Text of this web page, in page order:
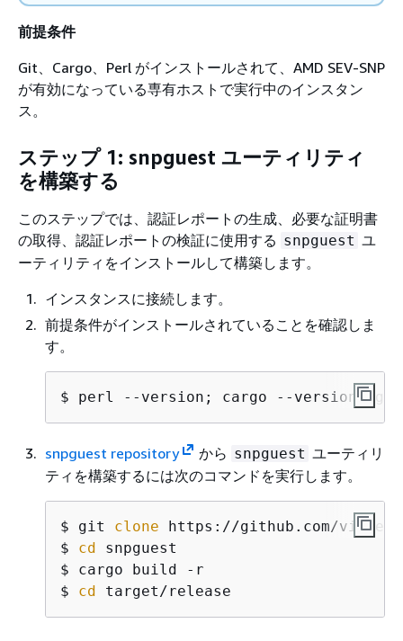
前提条件
Git、Cargo、Perl がインストールされて、AMD SEV-SNP
が有効になっている専有ホストで実行中のインスタン
ス。
ステップ 1: snpguest ユーティリティ
を構築する
このステップでは、認証レポートの生成、必要な証明書
の取得、認証レポートの検証に使用する snpguest ユ
ーティリティをインストールして構築します。
インスタンスに接続します。
前提条件がインストールされていることを確認しま
す。
$ perl --version; cargo --version;
snpguest repository から snpguest ユーティリ
ティを構築するには次のコマンドを実行します。
$ git clone
$ cd
$
$ cd target/release